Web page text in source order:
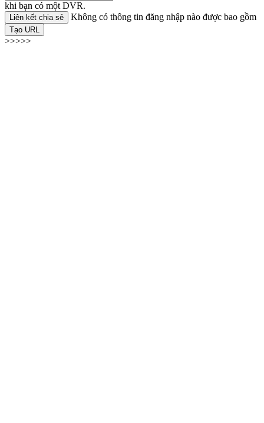
khi bạn có một DVR.
Liên kết chia sẻ Không có thông tin đăng nhập nào được bao gồm
Tạo URL
>>>>>